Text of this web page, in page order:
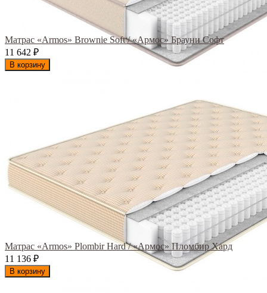
Матрас «Armos» Brownie Soft / «Армос» Брауни Софт
11 642 ₽
В корзину
Матрас «Armos» Plombir Hard / «Армос» Пломбир Хард
11 136 ₽
В корзину